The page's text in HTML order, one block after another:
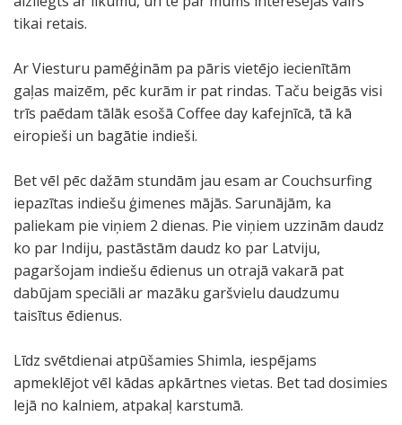
tikai retais.
Ar Viesturu pamēģinām pa pāris vietējo iecienītām
gaļas maizēm, pēc kurām ir pat rindas. Taču beigās visi
trīs paēdam tālāk esošā Coffee day kafejnīcā, tā kā
eiropieši un bagātie indieši.
Bet vēl pēc dažām stundām jau esam ar Couchsurfing
iepazītas indiešu ģimenes mājās. Sarunājām, ka
paliekam pie viņiem 2 dienas. Pie viņiem uzzinām daudz
ko par Indiju, pastāstām daudz ko par Latviju,
pagaršojam indiešu ēdienus un otrajā vakarā pat
dabūjam speciāli ar mazāku garšvielu daudzumu
taisītus ēdienus.
Līdz svētdienai atpūšamies Shimla, iespējams
apmeklējot vēl kādas apkārtnes vietas. Bet tad dosimies
lejā no kalniem, atpakaļ karstumā.